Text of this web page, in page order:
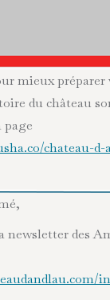
mieux préparer
du château
page
chateau-
newsletter des